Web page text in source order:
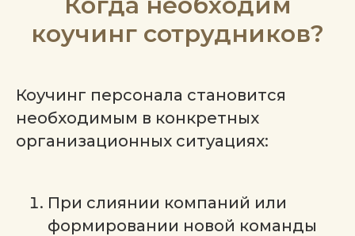
коучинг сотрудников?
Коучинг персонала становится
необходимым в конкретных
организационных ситуациях:
При слиянии компаний или
формировании новой команды